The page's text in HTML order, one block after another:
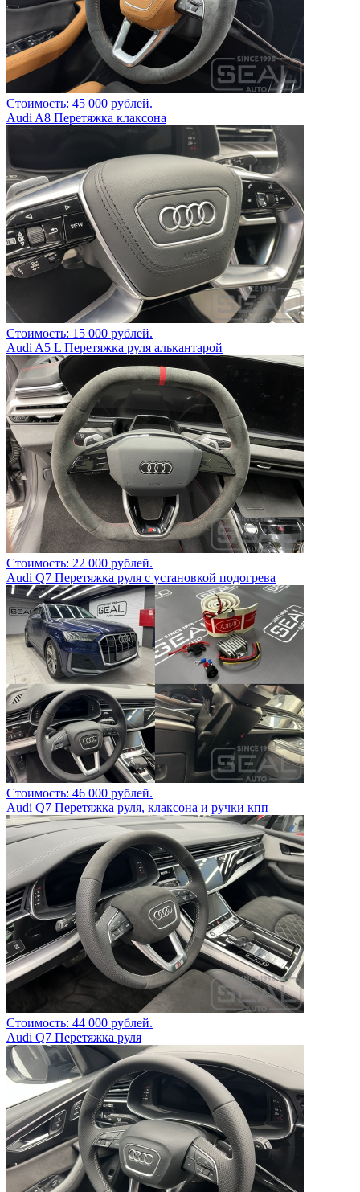
Стоимость: 45 000 рублей.
Audi A8 Перетяжка клаксона
Стоимость: 15 000 рублей.
Audi A5 L Перетяжка руля алькантарой
Стоимость: 22 000 рублей.
Audi Q7 Перетяжка руля с установкой подогрева
Стоимость: 46 000 рублей.
Audi Q7 Перетяжка руля, клаксона и ручки кпп
Стоимость: 44 000 рублей.
Audi Q7 Перетяжка руля